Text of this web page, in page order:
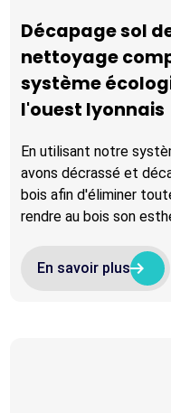
Décapage sol
nettoyage
système
l'ouest lyonnais
En utilisant notre
avons décrassé et
bois afin d'éliminer
rendre au bois son
En savoir plus
arrow_right_altarrow_right_alt